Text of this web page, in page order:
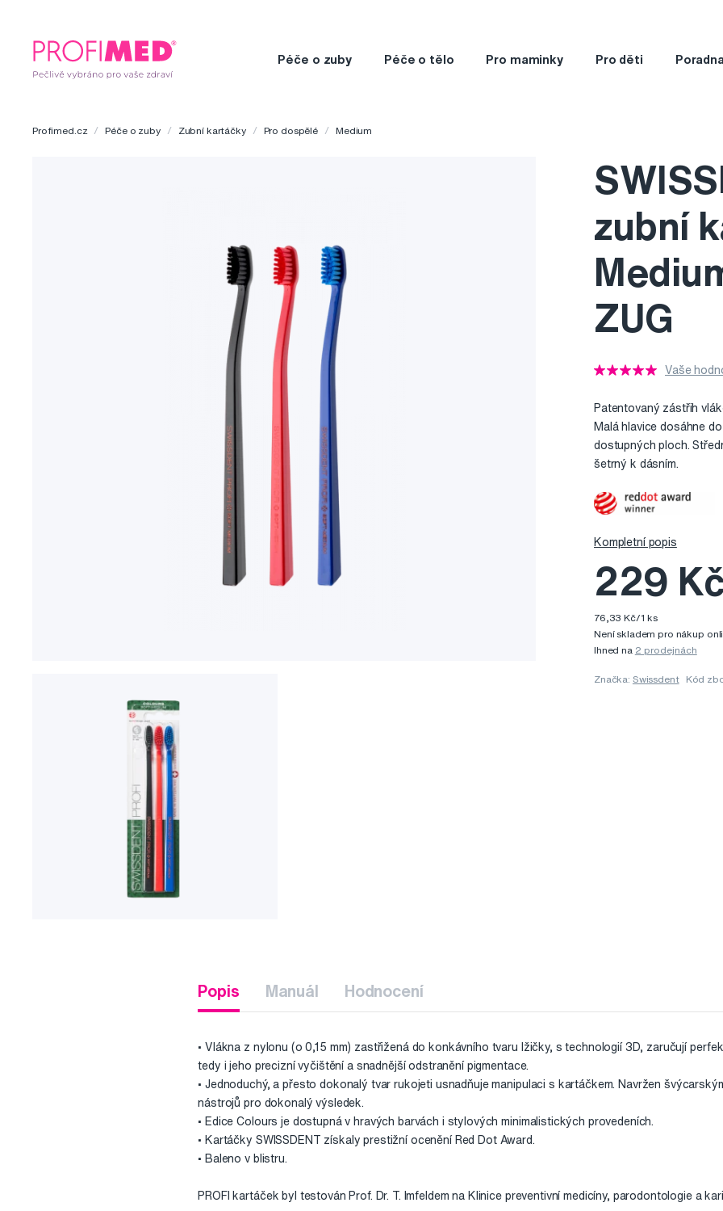
Péče o zuby Péče o tělo Pro maminky Pro děti Poradna
Profimed.cz Péče o zuby Zubní kartáčky Pro dospělé Medium
zubní
ZUG
Vaše
Patentovaný zástřih
Malá hlavice dosáhne
dostupných ploch.
šetrný k dásním.
Kompletní popis
229
76,33 Kč/1 ks
Není skladem pro nákup
Ihned na 2 prodejnách
Značka: Swissdent Kód
Popis Manuál Hodnocení
• Vlákna z nylonu (o 0,15 mm) zastřižená do konkávního tvaru lžičky, s technologií 3D, zaručují
tedy i jeho precizní vyčištění a snadnější odstranění pigmentace.
• Jednoduchý, a přesto dokonalý tvar rukojeti usnadňuje manipulaci s kartáčkem. Navržen
nástrojů pro dokonalý výsledek.
• Edice Colours je dostupná v hravých barvách i stylových minimalistických provedeních.
• Kartáčky SWISSDENT získaly prestižní ocenění Red Dot Award.
• Baleno v blistru.
PROFI kartáček byl testován Prof. Dr. T. Imfeldem na Klinice preventivní medicíny, parodontologie a